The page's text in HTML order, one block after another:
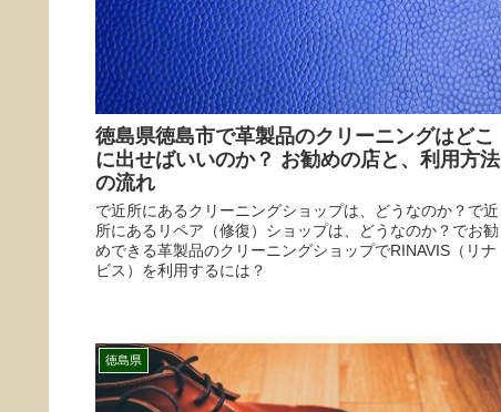
徳島県徳島市で革製品のクリーニングはどこ
に出せばいいのか？ お勧めの店と、利用方法
の流れ
で近所にあるクリーニングショップは、どうなのか？で近
所にあるリペア（修復）ショップは、どうなのか？でお勧
めできる革製品のクリーニングショップでRINAVIS（リナ
ビス）を利用するには？
徳島県